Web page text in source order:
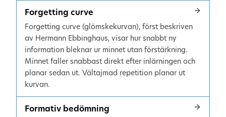
Forgetting curve
Forgetting curve (glömskekurvan), först beskriven
av Hermann Ebbinghaus, visar hur snabbt ny
information bleknar ur minnet utan förstärkning.
Minnet faller snabbast direkt efter inlärningen och
planar sedan ut. Vältajmad repetition planar ut
kurvan.
Formativ bedömning